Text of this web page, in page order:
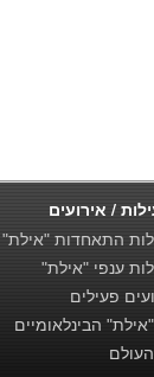
/ אירועים
התאחדות "אילת"
ענפי "אילת"
פעילים
הבינלאומיים